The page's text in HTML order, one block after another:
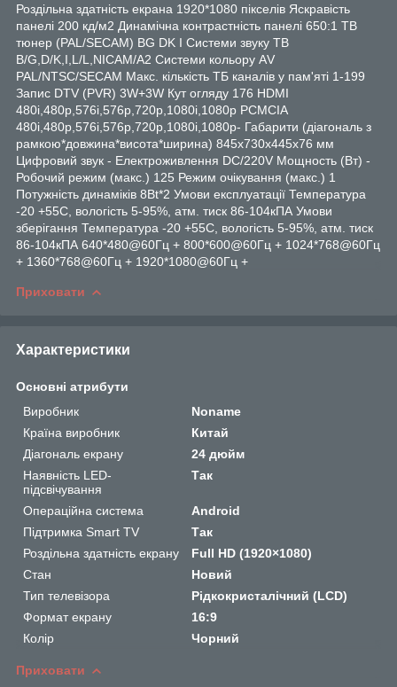
Роздільна здатність екрана 1920*1080 пікселів Яскравість
панелі 200 кд/м2 Динамічна контрастність панелі 650:1 ТВ
тюнер (PAL/SECAM) BG DK I Системи звуку ТВ
B/G,D/K,I,L/L,NICAM/A2 Системи кольору АV
PAL/NTSC/SECAM Макс. кількість ТБ каналів у пам'яті 1-199
Запис DTV (PVR) 3W+3W Кут огляду 176 HDMI
480i,480p,576i,576p,720p,1080i,1080p PCMCIA
480i,480p,576i,576p,720p,1080i,1080p- Габарити (діагональ з
рамкою*довжина*висота*ширина) 845x730x445х76 мм
Цифровий звук - Електроживлення DC/220V Мощность (Bт) -
Робочий режим (макс.) 125 Режим очікування (макс.) 1
Потужність динаміків 8Bt*2 Умови експлуатації Температура
-20 +55С, вологість 5-95%, атм. тиск 86-104кПА Умови
зберігання Температура -20 +55С, вологість 5-95%, атм. тиск
86-104кПА 640*480@60Гц + 800*600@60Гц + 1024*768@60Гц
+ 1360*768@60Гц + 1920*1080@60Гц +
Приховати
Характеристики
Основні атрибути
Виробник
Noname
Країна виробник
Китай
Діагональ екрану
24 дюйм
Наявність LED-
підсвічування
Так
Операційна система
Android
Підтримка Smart TV
Так
Роздільна здатність екрану
Full HD (1920×1080)
Стан
Новий
Тип телевізора
Рідкокристалічний (LCD)
Формат екрану
16:9
Колір
Чорний
Приховати